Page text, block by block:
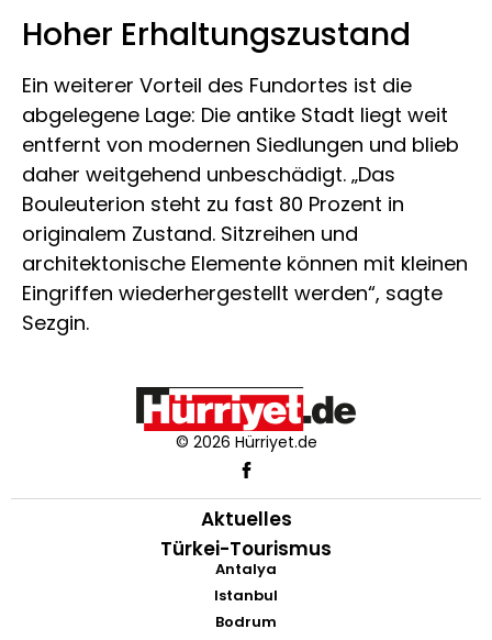
Hoher Erhaltungszustand
Ein weiterer Vorteil des Fundortes ist die
abgelegene Lage: Die antike Stadt liegt weit
entfernt von modernen Siedlungen und blieb
daher weitgehend unbeschädigt. „Das
Bouleuterion steht zu fast 80 Prozent in
originalem Zustand. Sitzreihen und
architektonische Elemente können mit kleinen
Eingriffen wiederhergestellt werden“, sagte
Sezgin.
© 2026 Hürriyet.de
Aktuelles
Türkei-Tourismus
Antalya
Istanbul
Bodrum